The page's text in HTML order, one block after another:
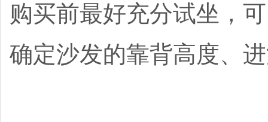
购买前最好充分试坐，
确定沙发的靠背高度、